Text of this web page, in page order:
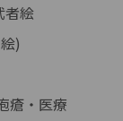
者絵
)
瘡・医療